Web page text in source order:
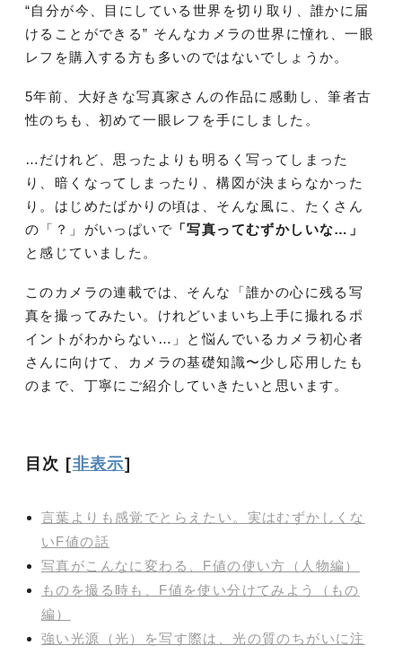
“自分が今、目にしている世界を切り取り、誰かに届
けることができる” そんなカメラの世界に憧れ、一眼
レフを購入する方も多いのではないでしょうか。
5年前、大好きな写真家さんの作品に感動し、筆者古
性のちも、初めて一眼レフを手にしました。
…だけれど、思ったよりも明るく写ってしまった
り、暗くなってしまったり、構図が決まらなかった
り。はじめたばかりの頃は、そんな風に、たくさん
の「？」がいっぱいで 「写真ってむずかしいな…」
と感じていました。
このカメラの連載では、そんな「誰かの心に残る写
真を撮ってみたい。けれどいまいち上手に撮れるポ
イントがわからない…」と悩んでいるカメラ初心者
さんに向けて、カメラの基礎知識〜少し応用したも
のまで、丁寧にご紹介していきたいと思います。
目次 [非表示]
言葉よりも感覚でとらえたい。実はむずかしくな
いF値の話
写真がこんなに変わる、F値の使い方（人物編）
ものを撮る時も、F値を使い分けてみよう（もの
編）
強い光源（光）を写す際は、光の質のちがいに注